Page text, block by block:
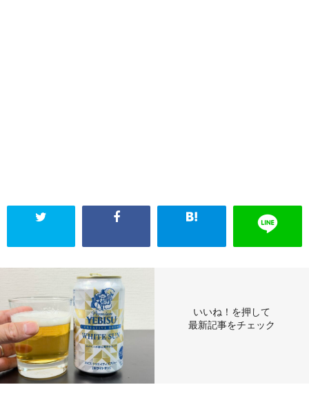
いいね！を押して
最新記事をチェック